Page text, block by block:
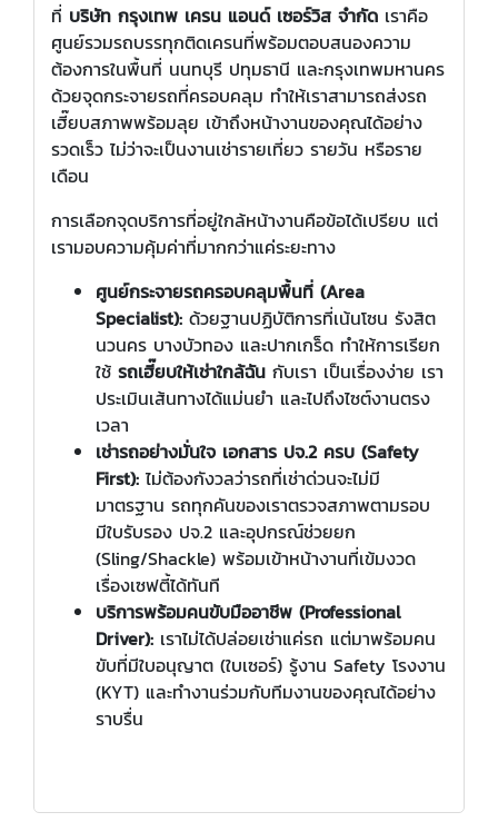
ที่ บริษัท กรุงเทพ เครน แอนด์ เซอร์วิส จำกัด เราคือ
ศูนย์รวมรถบรรทุกติดเครนที่พร้อมตอบสนองความ
ต้องการในพื้นที่ นนทบุรี ปทุมธานี และกรุงเทพมหานคร
ด้วยจุดกระจายรถที่ครอบคลุม ทำให้เราสามารถส่งรถ
เฮี๊ยบสภาพพร้อมลุย เข้าถึงหน้างานของคุณได้อย่าง
รวดเร็ว ไม่ว่าจะเป็นงานเช่ารายเที่ยว รายวัน หรือราย
เดือน
การเลือกจุดบริการที่อยู่ใกล้หน้างานคือข้อได้เปรียบ แต่
เรามอบความคุ้มค่าที่มากกว่าแค่ระยะทาง
ศูนย์กระจายรถครอบคลุมพื้นที่ (Area
Specialist): ด้วยฐานปฏิบัติการที่เน้นโซน รังสิต
นวนคร บางบัวทอง และปากเกร็ด ทำให้การเรียก
ใช้ รถเฮี๊ยบให้เช่าใกล้ฉัน กับเรา เป็นเรื่องง่าย เรา
ประเมินเส้นทางได้แม่นยำ และไปถึงไซต์งานตรง
เวลา
เช่ารถอย่างมั่นใจ เอกสาร ปจ.2 ครบ (Safety
First): ไม่ต้องกังวลว่ารถที่เช่าด่วนจะไม่มี
มาตรฐาน รถทุกคันของเราตรวจสภาพตามรอบ
มีใบรับรอง ปจ.2 และอุปกรณ์ช่วยยก
(Sling/Shackle) พร้อมเข้าหน้างานที่เข้มงวด
เรื่องเซฟตี้ได้ทันที
บริการพร้อมคนขับมืออาชีพ (Professional
Driver): เราไม่ได้ปล่อยเช่าแค่รถ แต่มาพร้อมคน
ขับที่มีใบอนุญาต (ใบเซอร์) รู้งาน Safety โรงงาน
(KYT) และทำงานร่วมกับทีมงานของคุณได้อย่าง
ราบรื่น